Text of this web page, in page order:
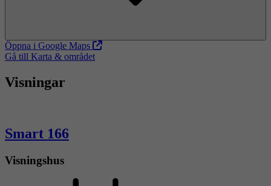
Öppna i Google Maps
Gå till Karta & området
Visningar
Smart 166
Visningshus